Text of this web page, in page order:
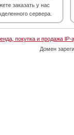
заказать у нас
сервера.
покупка и продажа IP-
Домен